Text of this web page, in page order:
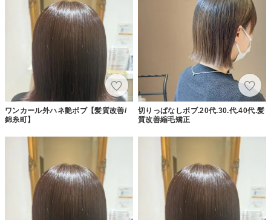
ワンカール外ハネ艶ボブ【髪質改善/
錦糸町】
切りっぱなしボブ.20代.30.代.40代.髪
質改善縮毛矯正